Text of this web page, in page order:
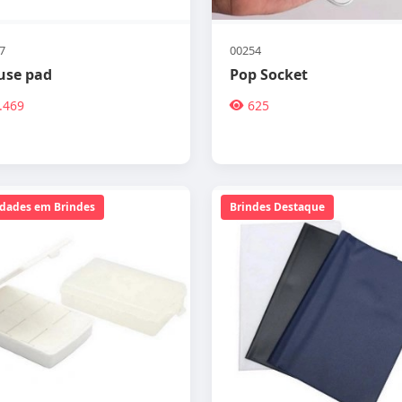
pad
00254
Pop Socket
625
em Brindes Brindes Destaque